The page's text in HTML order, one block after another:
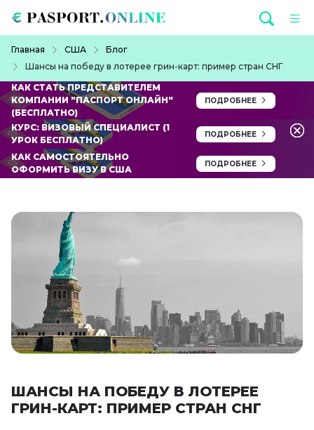
Главная США
Блог
Шансы на победу в лотерее грин-карт: пример стран СНГ
КАК СТАТЬ ПРЕДСТАВИТЕЛЕМ
КОМПАНИИ "ПАСПОРТ ОНЛАЙН"
(БЕСПЛАТНО)
ПОДРОБНЕЕ
КУРС: ВИЗОВЫЙ СПЕЦИАЛИСТ (1
УРОК БЕСПЛАТНО)
ПОДРОБНЕЕ
КАК САМОСТОЯТЕЛЬНО
ОФОРМИТЬ ВИЗУ В США
ПОДРОБНЕЕ
ШАНСЫ НА ПОБЕДУ В ЛОТЕРЕЕ
ГРИН-КАРТ: ПРИМЕР СТРАН СНГ